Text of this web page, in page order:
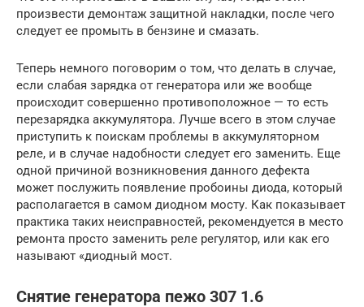
произвести демонтаж защитной накладки, после чего
следует ее промыть в бензине и смазать.
Теперь немного поговорим о том, что делать в случае,
если слабая зарядка от генератора или же вообще
происходит совершенно противоположное — то есть
перезарядка аккумулятора. Лучше всего в этом случае
приступить к поискам проблемы в аккумуляторном
реле, и в случае надобности следует его заменить. Еще
одной причиной возникновения данного дефекта
может послужить появление пробоины диода, который
располагается в самом диодном мосту. Как показывает
практика таких неисправностей, рекомендуется в место
ремонта просто заменить реле регулятор, или как его
называют «диодный мост.
Снятие генератора пежо 307 1.6